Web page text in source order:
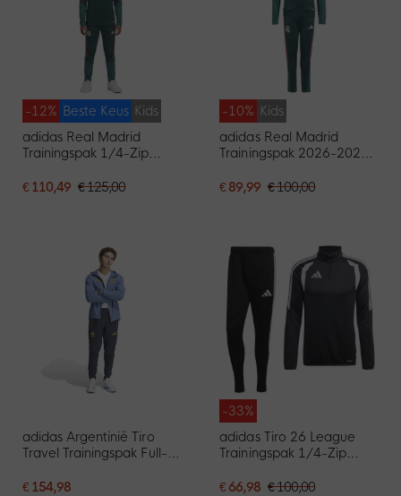
Beste Keus
-12%
Kids
adidas Real Madrid
Trainingspak 1/4-Zip
Donkergroen Roze Wit
€ 110,49 € 125,00
-10% Kids
adidas Real Madrid
Trainingspak 2026-2027
Wit
€ 89,99 € 100,00
adidas Argentinië Tiro
Travel Trainingspak Full-
Donkerblauw Goud
€ 154,98
-33%
adidas Tiro 26 League
Trainingspak 1/4-Zip
€ 66,98 € 100,00